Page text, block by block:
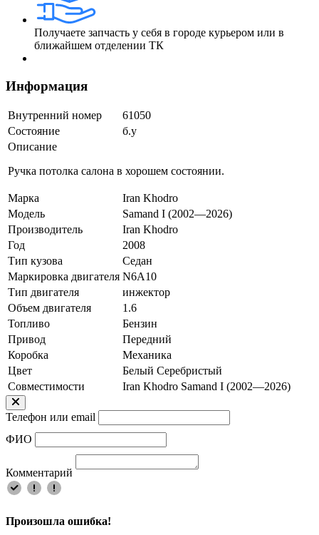
Получаете запчасть у себя в городе курьером или в
ближайшем отделении ТК
Информация
Внутренний номер
61050
Состояние
б.у
Описание
Ручка потолка салона в хорошем состоянии.
Марка
Iran Khodro
Модель
Samand I (2002—2026)
Производитель
Iran Khodro
Год
2008
Тип кузова
Седан
Маркировка двигателя N6A10
Тип двигателя
инжектор
Объем двигателя
1.6
Топливо
Бензин
Привод
Передний
Коробка
Механика
Цвет
Белый Серебристый
Совместимости
Iran Khodro Samand I (2002—2026)
Телефон или email
ФИО
Комментарий
Произошла ошибка!